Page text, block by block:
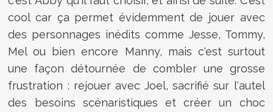
cool car ça permet évidemment de jouer avec
des personnages inédits comme Jesse, Tommy,
Mel ou bien encore Manny, mais c'est surtout
une façon détournée de combler une grosse
frustration : rejouer avec Joel, sacrifié sur l'autel
des besoins scénaristiques et créer un choc